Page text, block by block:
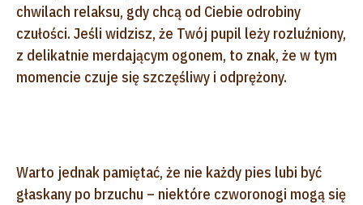
chwilach relaksu, gdy chcą od Ciebie odrobiny
czułości. Jeśli widzisz, że Twój pupil leży rozluźniony,
z delikatnie merdającym ogonem, to znak, że w tym
momencie czuje się szczęśliwy i odprężony.
Warto jednak pamiętać, że nie każdy pies lubi być
głaskany po brzuchu – niektóre czworonogi mogą się